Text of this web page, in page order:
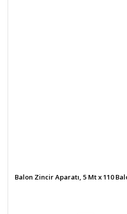
Balon Zincir Aparatı, 5 Mt x 110